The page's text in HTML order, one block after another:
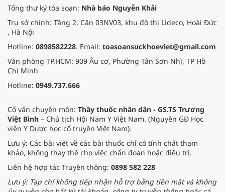
Tổng thư ký tòa soạn: Nhà báo Nguyễn Khải
Trụ sở chính: Tầng 2, Căn 03NV03, khu đô thị Lideco, Hoài Đức
, Hà Nội
Hotline: 0898582228. Email: toasoansuckhoeviet@gmail.com
Văn phòng TP.HCM: 909 Âu cơ, Phường Tân Sơn Nhì, TP Hồ
Chí Minh
Hotline: 0949.737.666
Cố vấn chuyên môn: Thầy thuốc nhân dân - GS.TS Trương
Việt Bình – Chủ tịch Hội Nam Y Việt Nam. (Nguyên GĐ Học
viện Y Dược học cổ truyền Việt Nam).
Lưu ý: Các bài viết về các bài thuốc chỉ có tính chất tham
khảo, không thay thế cho việc chẩn đoán hoặc điều trị.
Liên hệ hợp tác Truyền thông: 0898 582 228
Lưu ý: Tạp chí không tiếp nhận hỗ trợ bằng tiền mặt và không